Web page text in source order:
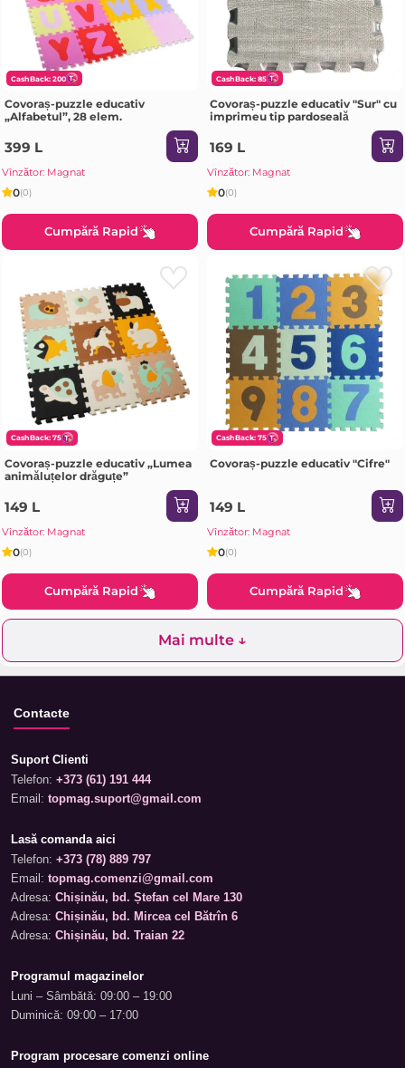
CashBack: 200
Covoraș-puzzle educativ
„Alfabetul”, 28 elem.
399 L
Vînzător: Magnat
0(0)
Cumpără Rapid
CashBack: 85
Covoraș-puzzle educativ "Sur" cu
imprimeu tip pardoseală
169 L
Vînzător: Magnat
0(0)
Cumpără Rapid
CashBack: 75
Covoraș-puzzle educativ „Lumea
animăluțelor drăguțe”
149 L
Vînzător: Magnat
0(0)
Cumpără Rapid
CashBack: 75
Covoraș-puzzle educativ "Cifre"
149 L
Vînzător: Magnat
0(0)
Cumpără Rapid
Mai multe ↓
Contacte
Suport Clienti
Telefon: +373 (61) 191 444
Email: topmag.suport@gmail.com
Lasă comanda aici
Telefon: +373 (78) 889 797
Email: topmag.comenzi@gmail.com
Adresa: Chișinău, bd. Ștefan cel Mare 130
Adresa: Chișinău, bd. Mircea cel Bătrîn 6
Adresa: Chișinău, bd. Traian 22
Programul magazinelor
Luni – Sâmbătă: 09:00 – 19:00
Duminică: 09:00 – 17:00
Program procesare comenzi online